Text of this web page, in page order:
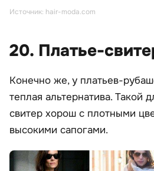
Источник: hair-moda.com
20. Платье-
Конечно же, у платьев-
теплая альтернатива. Такой
свитер хорош с плотными
высокими сапогами.